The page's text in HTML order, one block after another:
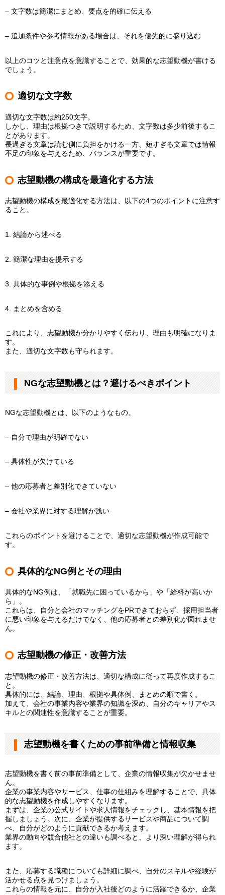
– 文字数は簡潔にまとめ、要点を的確に伝える
– 追加条件や参考情報がある場合は、それを優先的に盛り込む
以上のコツと注意点を意識することで、効果的な志望動機が書ける
でしょう。
適切な文字数
適切な文字数は約250文字。
しかし、理由は根拠つきで説明するため、文字数は多少前後するこ
とがあります。
長過ぎる文章は読む側に負担をかける一方、短すぎる文章では情報
不足の印象を与えるため、バランスが重要です。
志望動機の構成を最適化する方法
志望動機の構成を最適化する方法は、以下の4つのポイントに注意す
ること。
1. 結論から述べる
2. 簡潔な理由を提示する
3. 具体的な事例や根拠を添える
4. まとめを含める
これにより、志望動機が分かりやすく伝わり、理由も明確になりま
す。
また、適切な文字数も守られます。
NGな志望動機とは？避けるべきポイント
NGな志望動機とは、以下のようなもの。
– 自分で理由が明確でない
– 具体性が欠けている
– 他の応募者と差別化できていない
– 会社や業界に対する理解が浅い
これらのポイントを避けることで、適切な志望動機が作成可能で
す。
具体的なNG例とその理由
具体的なNG例は、「就職先に困っているから」や「給料が高いか
ら」。
これらは、自分と会社のマッチングをPRできておらず、採用担当者
に悪い印象を与えるだけでなく、他の応募者との差別化が図れませ
ん。
志望動機の修正・改善方法
志望動機の修正・改善方法は、適切な構成に従って再度作成するこ
と。
具体的には、結論、理由、根拠や具体例、まとめの順で書く。
加えて、会社の事業内容や業界の知識を深め、自分のキャリアやス
キルとの関連性を意識することが重要。
志望動機を書くための事前準備と情報収集
志望動機を書く前の事前準備として、企業の情報収集が欠かせませ
ん。
企業の事業内容やサービス、仕事の仕組みを理解することで、具体
的な志望動機を作成しやすくなります。
まずは、企業の公式サイトや求人情報をチェックし、基本情報を把
握しましょう。次に、企業が提供するサービスや商品について調
べ、自分がどのように貢献できるか考えます。
業界の動向や競合他社との違いも調べると、より深い理解が得られ
ます。
また、応募する職種についても詳細に調べ、自分のスキルや経験が
活かせる点を見つけましょう。
これらの情報を元に、自分が入社後どのように活躍できるか、企業